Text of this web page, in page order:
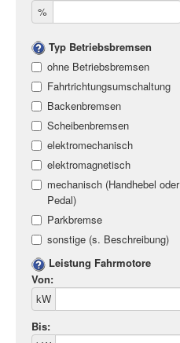
%
Typ Betriebsbremsen
ohne Betriebsbremsen
Fahrtrichtungsumschaltung
Backenbremsen
Scheibenbremsen
elektromechanisch
elektromagnetisch
mechanisch (Handhebel oder
Pedal)
Parkbremse
sonstige (s. Beschreibung)
Leistung Fahrmotore
Von:
kW
Bis: